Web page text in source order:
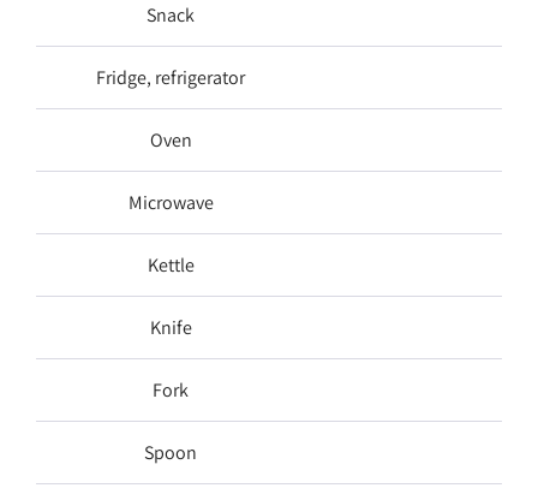
Snack
Fridge, refrigerator
Oven
Microwave
Kettle
Knife
Fork
Spoon